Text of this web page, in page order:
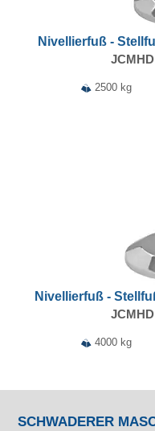
Nivellierfuß -
2500 kg
Nivellierfuß -
4000 kg
SCHWADERER